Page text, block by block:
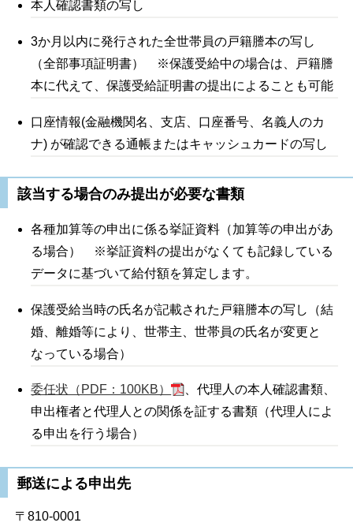
本人確認書類の写し
3か月以内に発行された全世帯員の戸籍謄本の写し
（全部事項証明書） ※保護受給中の場合は、戸籍謄
本に代えて、保護受給証明書の提出によることも可能
口座情報(金融機関名、支店、口座番号、名義人のカ
ナ) が確認できる通帳またはキャッシュカードの写し
該当する場合のみ提出が必要な書類
各種加算等の申出に係る挙証資料（加算等の申出があ
る場合） ※挙証資料の提出がなくても記録している
データに基づいて給付額を算定します。
保護受給当時の氏名が記載された戸籍謄本の写し（結
婚、離婚等により、世帯主、世帯員の氏名が変更と
なっている場合）
委任状（PDF：100KB）
、代理人の本人確認書類、
申出権者と代理人との関係を証する書類（代理人によ
る申出を行う場合）
郵送による申出先
〒810-0001